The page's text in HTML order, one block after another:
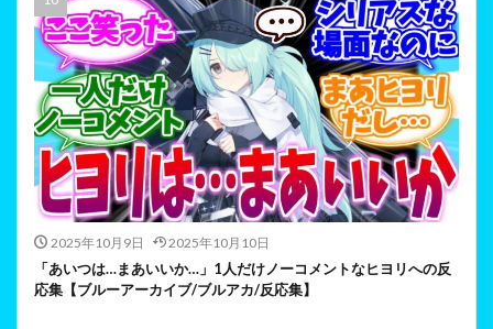
2025年10月9日 2025年10月10日
「あいつは…まあいいか…」1人だけノーコメントなヒヨリへの反
応集【ブルーアーカイブ/ブルアカ/反応集】